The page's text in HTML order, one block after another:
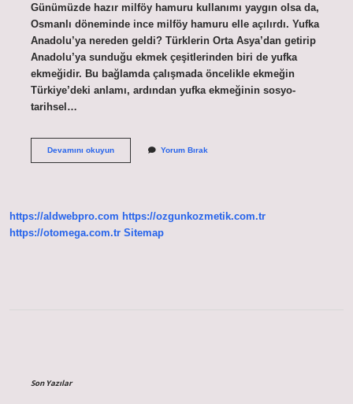
Günümüzde hazır milföy hamuru kullanımı yaygın olsa da,
Osmanlı döneminde ince milföy hamuru elle açılırdı. Yufka
Anadolu’ya nereden geldi? Türklerin Orta Asya’dan getirip
Anadolu’ya sunduğu ekmek çeşitlerinden biri de yufka
ekmeğidir. Bu bağlamda çalışmada öncelikle ekmeğin
Türkiye’deki anlamı, ardından yufka ekmeğinin sosyo-
tarihsel…
Devamını okuyunYufkayı
Yorum Bırak
https://aldwebpro.com https://ozgunkozmetik.com.tr
https://otomega.com.tr Sitemap
Son Yazılar